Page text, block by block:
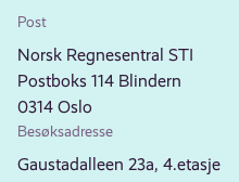
Post
Norsk Regnesentral STI
Postboks 114 Blindern
0314 Oslo
Besøksadresse
Gaustadalleen 23a, 4.etasje